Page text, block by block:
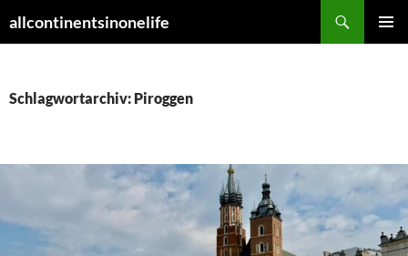
Inhalt
allcontinentsinonelife
Schlagwortarchiv: Piroggen